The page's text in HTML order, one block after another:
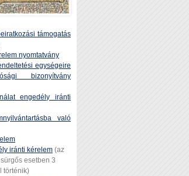
támogatás
nyomtatvány
egységeire
bizonyítvány
engedély iránti
való
iránti kérelem (az
esetben 3
történik)